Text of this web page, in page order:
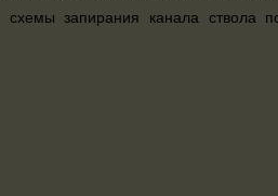
запирания канала ствола